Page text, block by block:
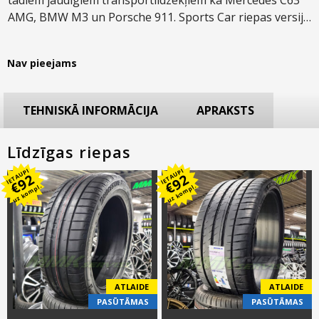
AMG, BMW M3 un Porsche 911. Sports Car riepas versija
bremzēšanas rādītājiem.
Nav pieejams
TEHNISKĀ INFORMĀCIJA APRAKSTS
Līdzīgas riepas
IETAUPI
€92
uz kompl.
ATLAIDE
PASŪTĀMAS
IETAUPI
€92
uz kompl.
ATLAIDE
PASŪTĀMAS